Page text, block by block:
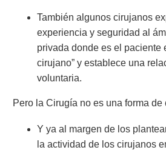
También algunos cirujanos
experiencia y seguridad al
privada donde es el paciente
cirujano” y establece una
voluntaria.
Pero la Cirugía no es una forma
Y ya al margen de los
la actividad de los cirujanos